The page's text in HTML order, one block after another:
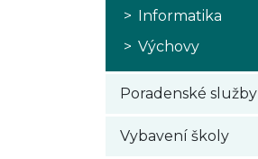
Informatika
Výchovy
Poradenské služby
Vybavení školy